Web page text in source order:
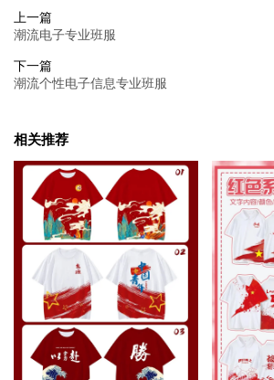
上一篇
潮流电子专业班服
下一篇
潮流个性电子信息专业班服
相关推荐